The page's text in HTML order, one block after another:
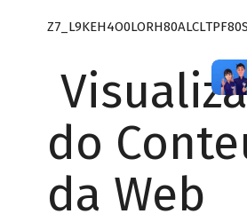
do
da Web